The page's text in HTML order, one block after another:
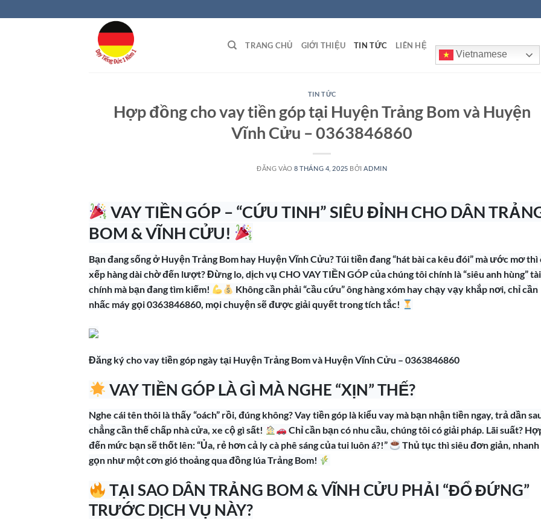
qua
TRANG CHỦ GIỚI THIỆU TIN TỨC LIÊN HỆ
Vietnamese
TIN TỨC
Hợp đồng cho vay tiền góp tại Huyện Trảng Bom và Huyện
Vĩnh Cửu – 0363846860
ĐĂNG VÀO8 THÁNG 4, 2025 BỞI ADMIN
VAY TIỀN GÓP – “CỨU TINH” SIÊU ĐỈNH CHO DÂN
BOM & VĨNH CỬU!
Bạn đang sống ở Huyện Trảng Bom hay Huyện Vĩnh Cửu? Túi tiền đang “hát bài ca kêu đói” mà ước mơ
xếp hàng dài chờ đến lượt? Đừng lo, dịch vụ CHO VAY TIỀN GÓP của chúng tôi chính là “siêu anh hùng” tài
chính mà bạn đang tìm kiếm!
Không cần phải “cầu cứu” ông hàng xóm hay chạy vạy khắp nơi, chỉ cần
nhấc máy gọi 0363846860, mọi chuyện sẽ được giải quyết trong tích tắc!
Đăng ký cho vay tiền góp ngày tại Huyện Trảng Bom và Huyện Vĩnh Cửu – 0363846860
VAY TIỀN GÓP LÀ GÌ MÀ NGHE “XỊN” THẾ?
Nghe cái tên thôi là thấy “oách” rồi, đúng không? Vay tiền góp là kiểu vay mà bạn nhận tiền ngay, trả dần
chẳng cần thế chấp nhà cửa, xe cộ gì sất!
Chỉ cần bạn có nhu cầu, chúng tôi có giải pháp. Lãi suất?
đến mức bạn sẽ thốt lên: “Ủa, rẻ hơn cả ly cà phê sáng của tui luôn á?!”
Thủ tục thì siêu đơn giản, nhanh
gọn như một cơn gió thoảng qua đồng lúa Trảng Bom!
TẠI SAO DÂN TRẢNG BOM & VĨNH CỬU PHẢI “ĐỔ ĐỨNG”
TRƯỚC DỊCH VỤ NÀY?